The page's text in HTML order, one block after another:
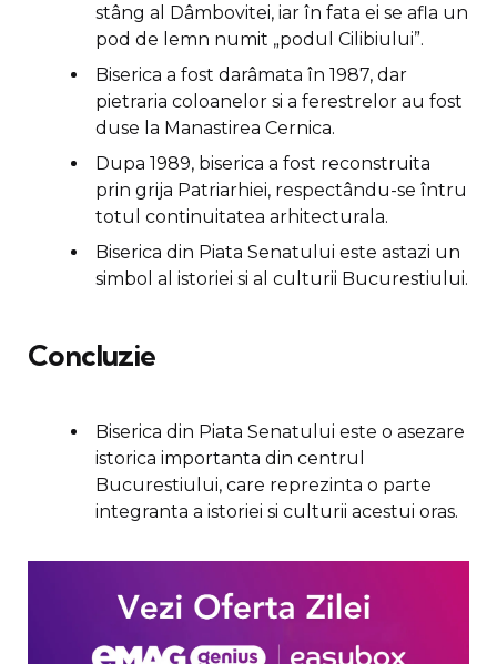
stâng al Dâmbovitei, iar în fata ei se afla un
pod de lemn numit „podul Cilibiului”.
Biserica a fost darâmata în 1987, dar
pietraria coloanelor si a ferestrelor au fost
duse la Manastirea Cernica.
Dupa 1989, biserica a fost reconstruita
prin grija Patriarhiei, respectându-se întru
totul continuitatea arhitecturala.
Biserica din Piata Senatului este astazi un
simbol al istoriei si al culturii Bucurestiului.
Concluzie
Biserica din Piata Senatului este o asezare
istorica importanta din centrul
Bucurestiului, care reprezinta o parte
integranta a istoriei si culturii acestui oras.